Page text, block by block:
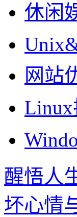
休闲
网站
醒悟人
坏心情